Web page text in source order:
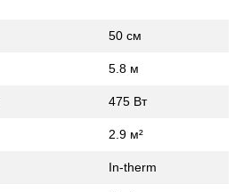
50 см
5.8 м
475 Вт
2.9 м²
In-therm